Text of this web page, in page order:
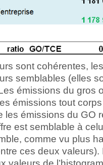
sont cohérentes,
semblables (elles
émissions du gros
émissions tout corps
les émissions du GO
est semblable à
comme vu plus
ces deux valeurs).